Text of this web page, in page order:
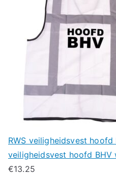
RWS veiligheidsvest hoofd
veiligheidsvest hoofd BHV
€13.25